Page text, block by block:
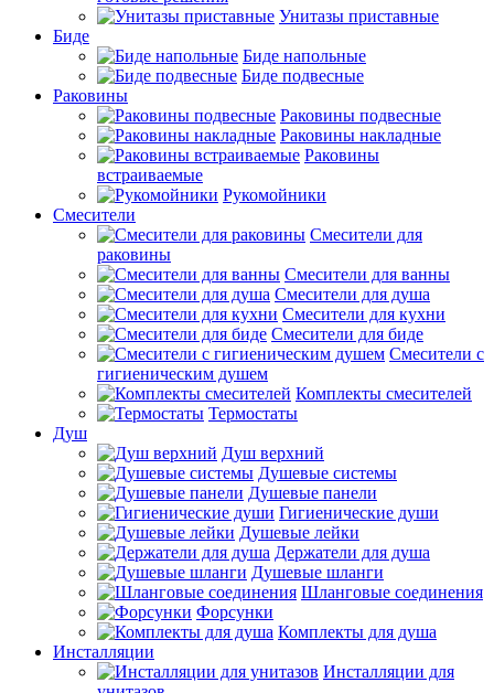
Унитазы приставные
Биде
Биде напольные
Биде подвесные
Раковины
Раковины подвесные
Раковины накладные
Раковины
встраиваемые
Рукомойники
Смесители
Смесители для
раковины
Смесители для ванны
Смесители для душа
Смесители для кухни
Смесители для биде
Смесители с
гигиеническим душем
Комплекты смесителей
Термостаты
Душ
Душ верхний
Душевые системы
Душевые панели
Гигиенические души
Душевые лейки
Держатели для душа
Душевые шланги
Шланговые соединения
Форсунки
Комплекты для душа
Инсталляции
Инсталляции для